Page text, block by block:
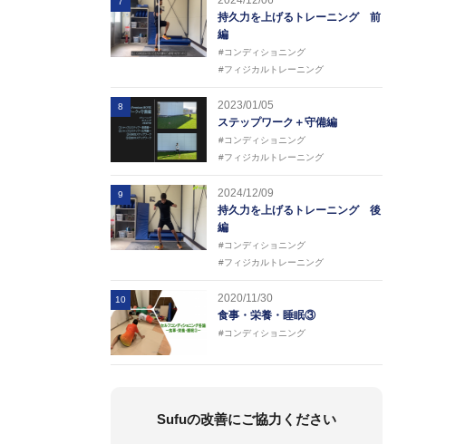
持久力を上げるトレーニング 前
編
#コンディショニング
#フィジカルトレーニング
8
2023/01/05
ステップワーク＋守備編
#コンディショニング
#フィジカルトレーニング
9
2024/12/09
持久力を上げるトレーニング 後
編
#コンディショニング
#フィジカルトレーニング
10
2020/11/30
食事・栄養・睡眠③
#コンディショニング
Sufuの改善にご協力ください